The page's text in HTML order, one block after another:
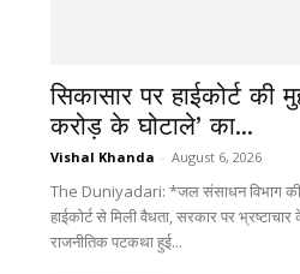
सिकासार पर हाईकोर्ट की
करोड़ के घोटाले’ का...
Vishal Khanda - August 6, 2026
The Duniyadari: *जल संसाधन विभाग की
हाईकोर्ट से मिली वैधता, सरकार पर
राजनीतिक पटकथा हुई...